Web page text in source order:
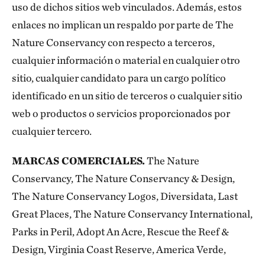
uso de dichos sitios web vinculados. Además, estos
enlaces no implican un respaldo por parte de The
Nature Conservancy con respecto a terceros,
cualquier información o material en cualquier otro
sitio, cualquier candidato para un cargo político
identificado en un sitio de terceros o cualquier sitio
web o productos o servicios proporcionados por
cualquier tercero.
MARCAS COMERCIALES.The Nature
Conservancy, The Nature Conservancy & Design,
The Nature Conservancy Logos, Diversidata, Last
Great Places, The Nature Conservancy International,
Parks in Peril, Adopt An Acre, Rescue the Reef &
Design, Virginia Coast Reserve, America Verde,